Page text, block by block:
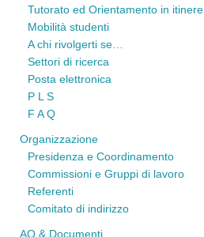
Tutorato ed Orientamento in itinere
Mobilità studenti
A chi rivolgerti se…
Settori di ricerca
Posta elettronica
P L S
F A Q
Organizzazione
Presidenza e Coordinamento
Commissioni e Gruppi di lavoro
Referenti
Comitato di indirizzo
AQ & Documenti